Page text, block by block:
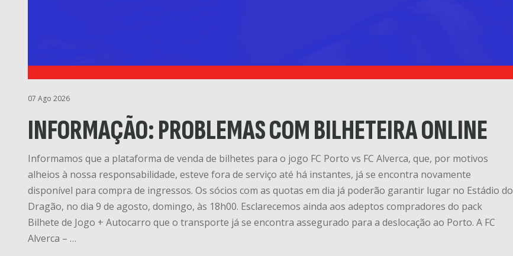
07 Ago 2026
INFORMAÇÃO: PROBLEMAS COM BILHETEIRA ONLINE
Informamos que a plataforma de venda de bilhetes para o jogo FC Porto vs FC Alverca, que, por motivos
alheios à nossa responsabilidade, esteve fora de serviço até há instantes, já se encontra novamente
disponível para compra de ingressos. Os sócios com as quotas em dia já poderão garantir lugar no Estádio do
Dragão, no dia 9 de agosto, domingo, às 18h00. Esclarecemos ainda aos adeptos compradores do pack
Bilhete de Jogo + Autocarro que o transporte já se encontra assegurado para a deslocação ao Porto. A FC
Alverca – …